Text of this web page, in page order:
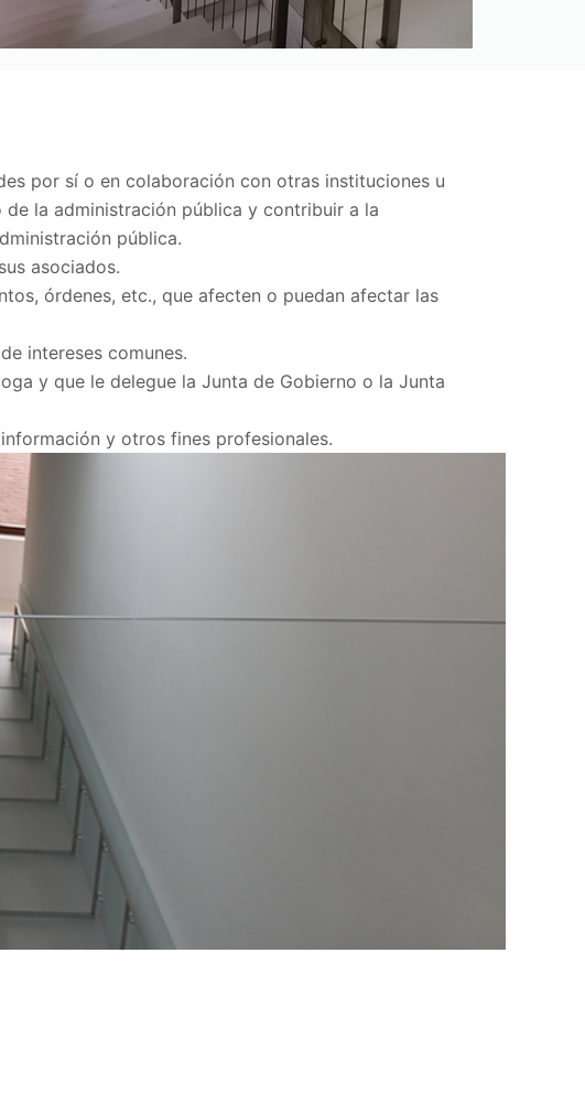
por sí o en colaboración con otras instituciones u
la administración pública y contribuir a la
pública.
asociados.
órdenes, etc., que afecten o puedan afectar las
intereses comunes.
y que le delegue la Junta de Gobierno o la Junta
y otros fines profesionales.